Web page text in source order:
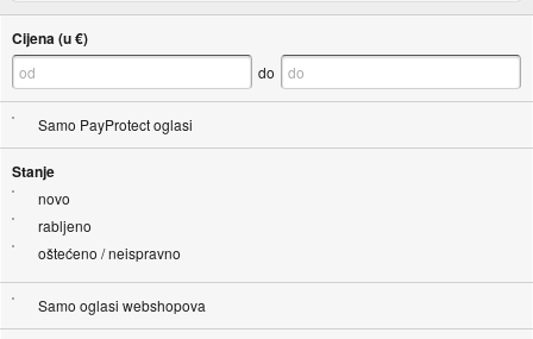
Cijena (u €)
do
Samo PayProtect oglasi
Stanje
novo
rabljeno
oštećeno / neispravno
Samo oglasi webshopova